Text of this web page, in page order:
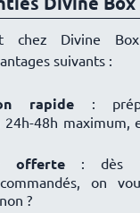
chez Divine
suivants :
rapide:
24h-48h maximum,
offerte : dès
on
?